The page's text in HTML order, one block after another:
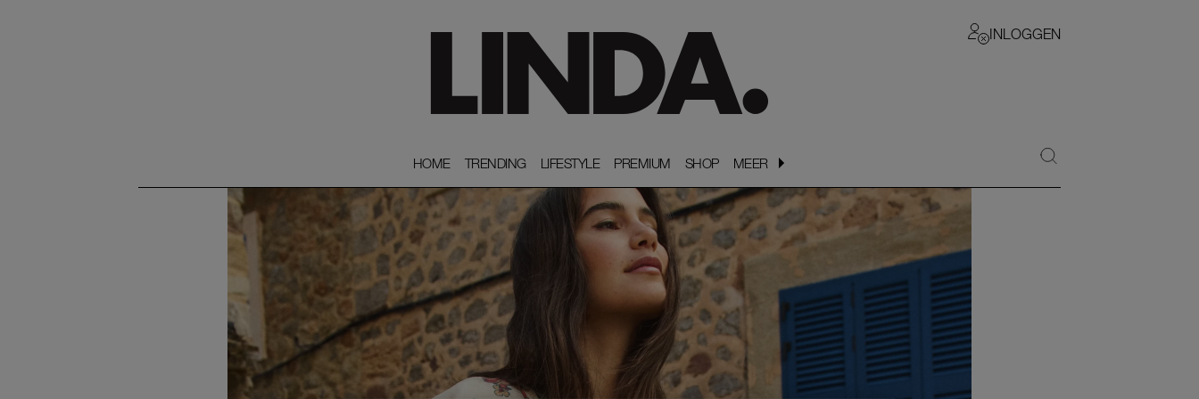
INLOGGEN
HOME
HOME TRENDING
TRENDING LIFESTYLE
LIFESTYLE PREMIUM
PREMIUM SHOP
SHOP MEER
MEER